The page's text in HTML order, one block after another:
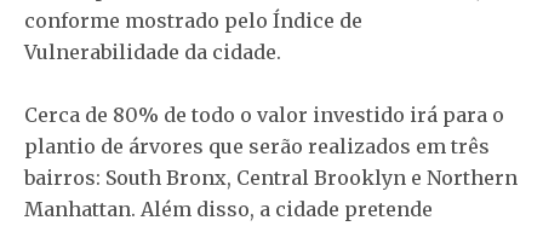
conforme mostrado pelo Índice de
Vulnerabilidade da cidade.
Cerca de 80% de todo o valor investido irá para o
plantio de árvores que serão realizados em três
bairros: South Bronx, Central Brooklyn e Northern
Manhattan. Além disso, a cidade pretende